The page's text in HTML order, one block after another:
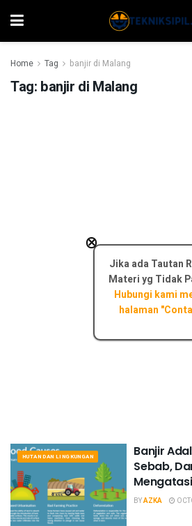
Home Tag banjir di Malang
Tag: banjir di Malang
HUTAN DAN LINGKUNGAN
Banjir
Sebab,
Mengatasi
BYAZKA
Jika ada Tautan
Materi yg Tidak
Hubungi kami
halaman
×